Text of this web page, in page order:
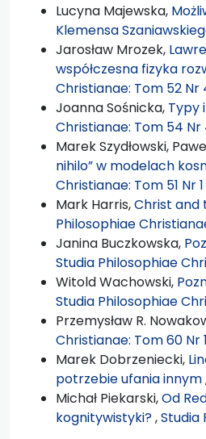
Lucyna Majewska,
Klemensa
Jarosław Mrozek,
współczesna fizyka
Christianae: Tom 52 Nr
Joanna Sośnicka, Typy
Christianae: Tom 54 Nr
Marek Szydłowski,
nihilo” w modelach
Christianae: Tom 51 Nr
Mark Harris,Christ and
Philosophiae
Janina Buczkowska,
Studia Philosophiae
Witold Wachowski,
Studia Philosophiae
Przemysław R.
Christianae: Tom 60 Nr
Marek Dobrzeniecki,
potrzebie ufania innym
Michał Piekarski,Od
kognitywistyki?,Studia